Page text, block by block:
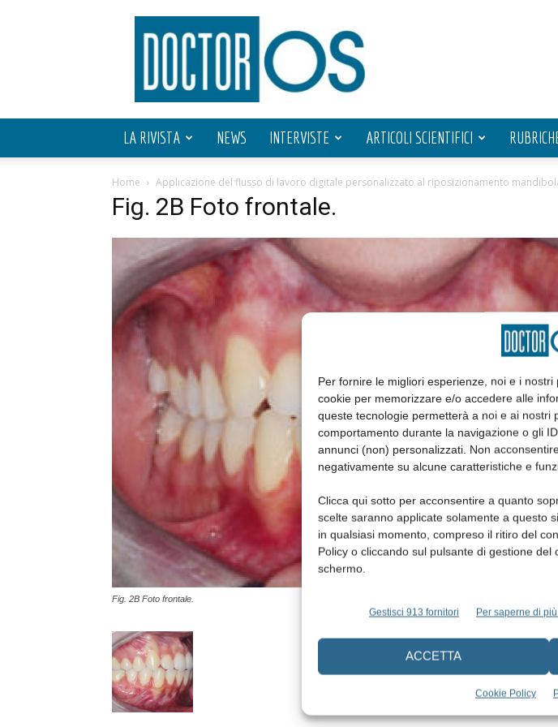
Per fornire le migliori esperienze, noi e i
cookie per memorizzare e/o accedere alle
queste tecnologie permetterà a noi e ai nostri
comportamento durante la navigazione o gli
annunci (non) personalizzati. Non
negativamente su alcune caratteristiche e
Clicca qui sotto per acconsentire a quanto
scelte saranno applicate solamente a questo
in qualsiasi momento, compreso il ritiro del
Policy o cliccando sul pulsante di gestione
schermo.
Gestisci 913 fornitori Per saperne di
ACCETTA
Cookie Policy
Doctor
OS
LA RIVISTA NEWS INTERVISTE ARTICOLI SCIENTIFICI
Home Applicazione del flusso di lavoro digitale personalizzato al riposizionamento
Fig. 2B Foto frontale.
Fig. 2B Foto frontale.